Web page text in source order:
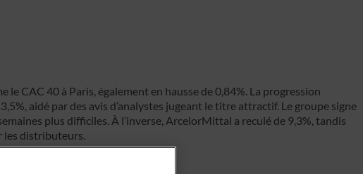
CAC 40 à Paris, également en hausse de 0,84%. La progression
aidé par des avis d’analystes jugeant le titre attractif. Le groupe signe
plus difficiles. À l’inverse, ArcelorMittal a reculé de 9,3%, tandis
les distributeurs.